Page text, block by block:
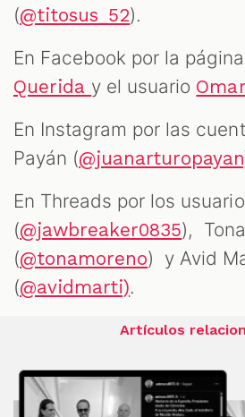
(@titosus_52).
En Facebook por la página
Querida y el usuario
En Instagram por las
Payán (
En Threads por los
(@jawbreaker0835),
(@tonamoreno) y Avid
(@avidmarti).
Artículos